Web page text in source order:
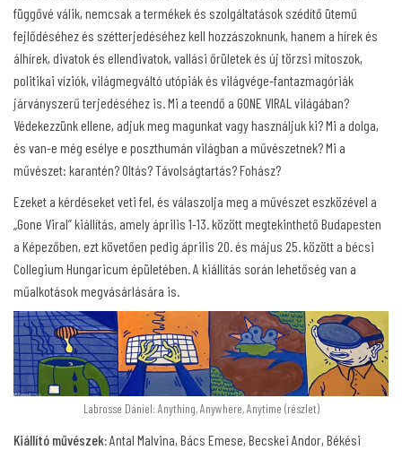
függővé válik, nemcsak a termékek és szolgáltatások szédítő ütemű
fejlődéséhez és szétterjedéséhez kell hozzászoknunk, hanem a hírek és
álhírek, divatok és ellendivatok, vallási őrületek és új törzsi mítoszok,
politikai víziók, világmegváltó utópiák és világvége-fantazmagóriák
járványszerű terjedéséhez is. Mi a teendő a GONE VIRAL világában?
Védekezzünk ellene, adjuk meg magunkat vagy használjuk ki? Mi a dolga,
és van-e még esélye e poszthumán világban a művészetnek? Mi a
művészet: karantén? Oltás? Távolságtartás? Fohász?
Ezeket a kérdéseket veti fel, és válaszolja meg a művészet eszközével a
„Gone Viral” kiállítás, amely április 1-13. között megtekinthető Budapesten
a Képezőben, ezt követően pedig április 20. és május 25. között a bécsi
Collegium Hungaricum épületében. A kiállítás során lehetőség van a
műalkotások megvásárlására is.
Labrosse Dániel: Anything, Anywhere, Anytime (részlet)
Kiállító művészek:Antal Malvina, Bács Emese, Becskei Andor, Békési